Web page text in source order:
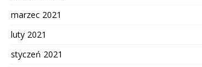
marzec 2021
luty 2021
styczeń 2021